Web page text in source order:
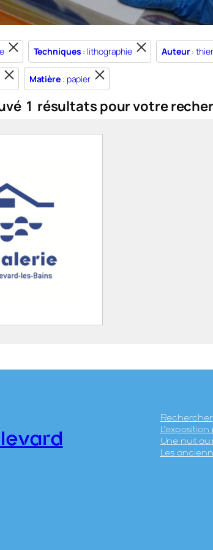
Techniques : lithographie Auteur:
Matière: papier
1 résultats pour votre
à la
Rechercher
Une nuit au
Les